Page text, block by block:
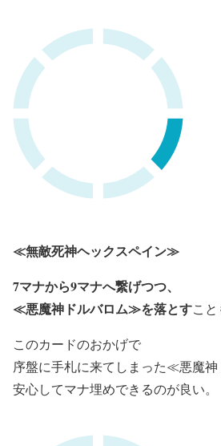
≪無敵死神ヘックスペイン≫
7マナから9マナへ繋げつつ、
≪悪魔神ドルバロム≫を落とすこと
このカードのおかげで
序盤に手札に来てしまった≪悪魔
安心してマナ埋めできるのが良い。